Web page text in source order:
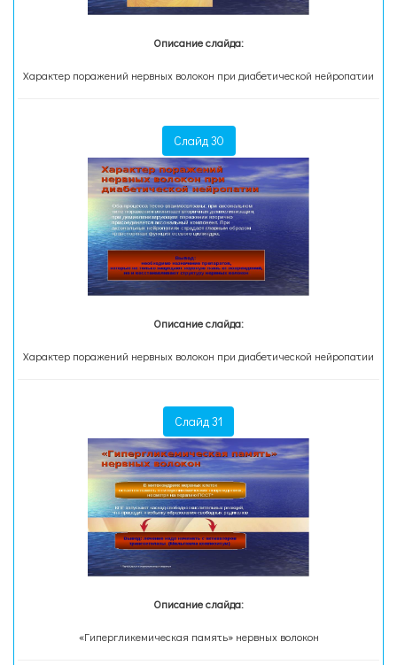
Описание слайда:
Характер поражений нервных волокон при диабетической нейропатии
Слайд 30
Описание слайда:
Характер поражений нервных волокон при диабетической нейропатии
Слайд 31
Описание слайда:
«Гипергликемическая память» нервных волокон